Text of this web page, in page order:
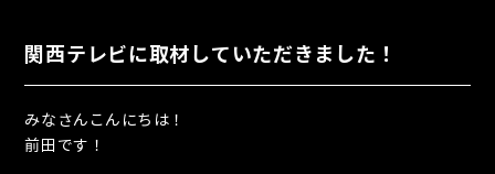
関西テレビに取材していただきました！
みなさんこんにちは！
前田です！